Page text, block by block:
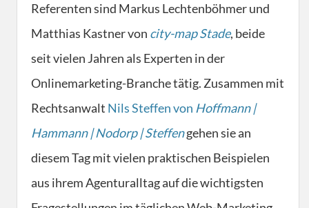
Referenten sind Markus Lechtenböhmer und
Matthias Kastner von city-map Stade, beide
seit vielen Jahren als Experten in der
Onlinemarketing-Branche tätig. Zusammen mit
Rechtsanwalt Nils Steffen von Hoffmann |
Hammann | Nodorp | Steffengehen sie an
diesem Tag mit vielen praktischen Beispielen
aus ihrem Agenturalltag auf die wichtigsten